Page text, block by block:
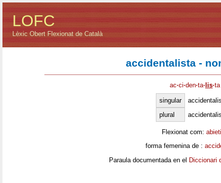
LOFC
Lèxic Obert Flexionat de Català
accidentalista -
ac·ci·den·ta· lis·ta
singular
plural
Flexionat com:
forma femenina de :
Paraula documentada en el Diccionari